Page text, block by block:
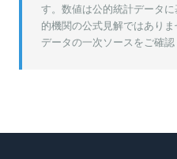
す。数値は公的統計データ
的機関の公式見解ではあり
データの一次ソースをご確認